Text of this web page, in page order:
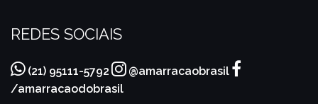
REDES SOCIAIS
(21) 95111-5792
@amarracaobrasil
/amarracaodobrasil